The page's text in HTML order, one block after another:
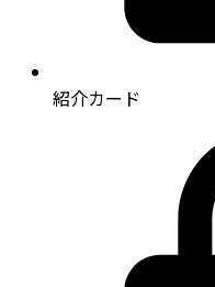
紹介カード